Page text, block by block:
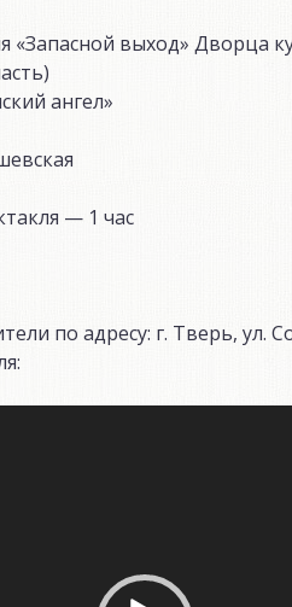
«Запасной выход» Дворца
ангел»
— 1 час
по адресу: г. Тверь, ул.